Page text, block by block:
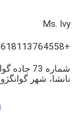
Ms. Ivy
+8618113764558
شماره 73
نانشا، شهر